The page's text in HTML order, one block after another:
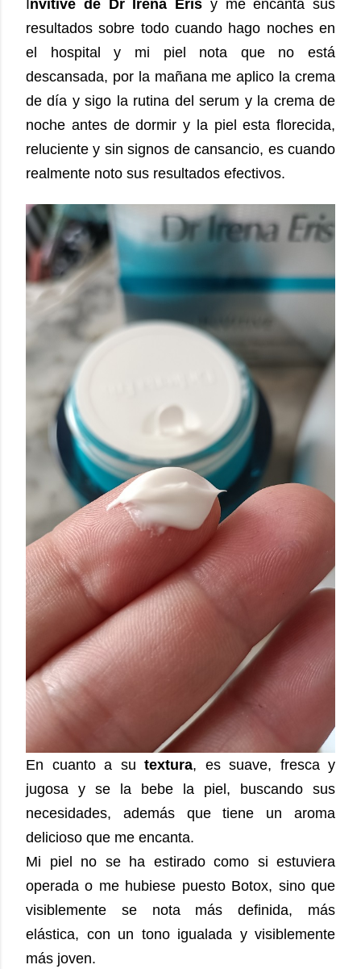
nvitive de Dr Irena Eris y me encanta sus
resultados sobre todo cuando hago noches en
el hospital y mi piel nota que no está
descansada, por la mañana me aplico la crema
de día y sigo la rutina del serum y la crema de
noche antes de dormir y la piel esta florecida,
reluciente y sin signos de cansancio, es cuando
realmente noto sus resultados efectivos.
En cuanto a su textura, es suave, fresca y
jugosa y se la bebe la piel, buscando sus
necesidades, además que tiene un aroma
delicioso que me encanta.
Mi piel no se ha estirado como si estuviera
operada o me hubiese puesto Botox, sino que
visiblemente se nota más definida, más
elástica, con un tono igualada y visiblemente
más joven.